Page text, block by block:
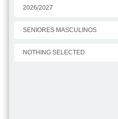
2026/2027
SENIORES MASCULINOS
NOTHING SELECTED